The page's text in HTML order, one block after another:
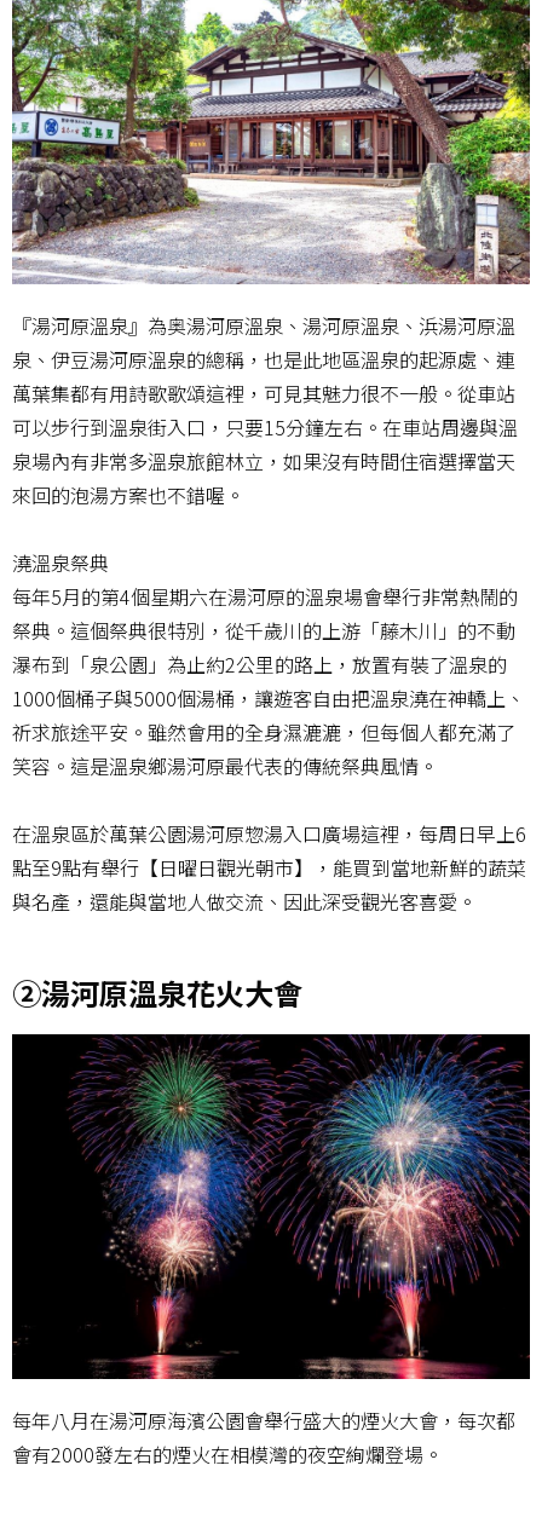
『湯河原溫泉』為奥湯河原溫泉、湯河原溫泉、浜湯河原溫
泉、伊豆湯河原溫泉的總稱，也是此地區溫泉的起源處、連
萬葉集都有用詩歌歌頌這裡，可見其魅力很不一般。從車站
可以步行到溫泉街入口，只要15分鐘左右。在車站周邊與溫
泉場內有非常多溫泉旅館林立，如果沒有時間住宿選擇當天
來回的泡湯方案也不錯喔。
澆溫泉祭典
每年5月的第4個星期六在湯河原的溫泉場會舉行非常熱鬧的
祭典。這個祭典很特別，從千歲川的上游「藤木川」的不動
瀑布到「泉公園」為止約2公里的路上，放置有裝了溫泉的
1000個桶子與5000個湯桶，讓遊客自由把溫泉澆在神轎上、
祈求旅途平安。雖然會用的全身濕漉漉，但每個人都充滿了
笑容。這是溫泉鄉湯河原最代表的傳統祭典風情。
在溫泉區於萬葉公園湯河原惣湯入口廣場這裡，每周日早上6
點至9點有舉行【日曜日觀光朝市】，能買到當地新鮮的蔬菜
與名產，還能與當地人做交流、因此深受觀光客喜愛。
②湯河原溫泉花火大會
每年八月在湯河原海濱公園會舉行盛大的煙火大會，每次都
會有2000發左右的煙火在相模灣的夜空絢爛登場。